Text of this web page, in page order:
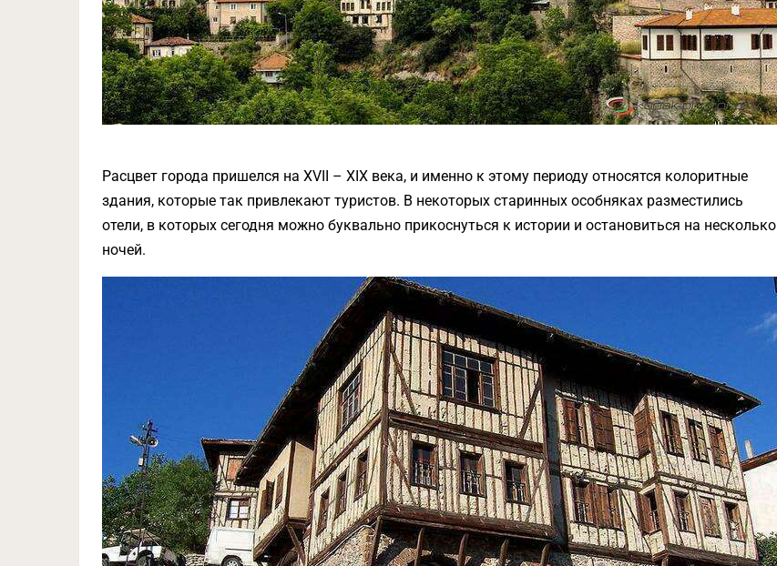
Расцвет города пришелся на XVII – XIX века, и именно к этому периоду относятся колоритные
здания, которые так привлекают туристов. В некоторых старинных особняках разместились
отели, в которых сегодня можно буквально прикоснуться к истории и остановиться на несколько
ночей.